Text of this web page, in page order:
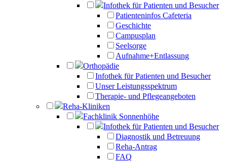
Infothek für Patienten und Besucher
Patienteninfos Cafeteria
Geschichte
Campusplan
Seelsorge
Aufnahme+Entlassung
Orthopädie
Infothek für Patienten und Besucher
Unser Leistungsspektrum
Therapie- und Pflegeangeboten
Reha-Kliniken
Fachklinik Sonnenhöhe
Infothek für Patienten und Besucher
Diagnostik und Betreuung
Reha-Antrag
FAQ